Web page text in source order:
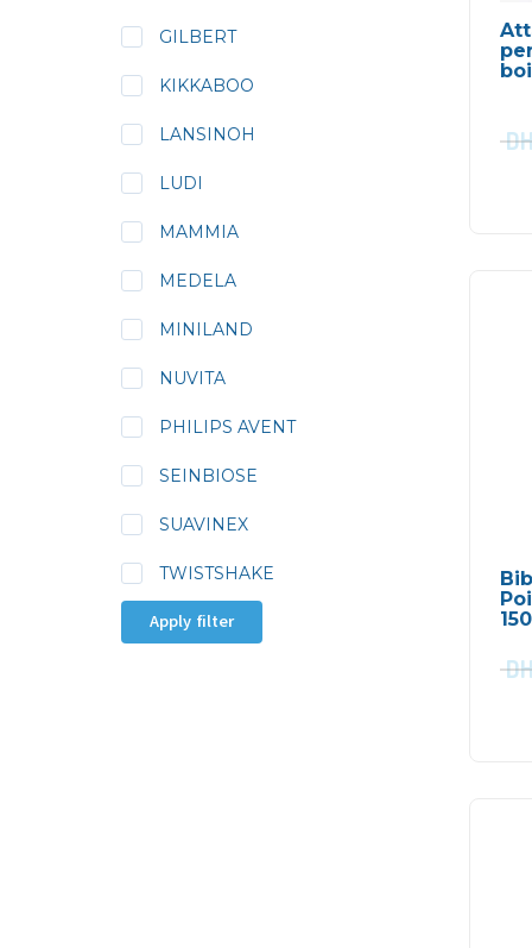
GILBERT
KIKKABOO
LANSINOH
LUDI
MAMMIA
MEDELA
MINILAND
NUVITA
PHILIPS AVENT
SEINBIOSE
SUAVINEX
TWISTSHAKE
Apply filter